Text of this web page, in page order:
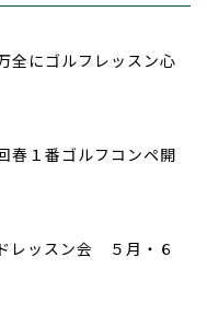
にゴルフレッスン心
春１番ゴルフコンペ開
レッスン会 ５月・６